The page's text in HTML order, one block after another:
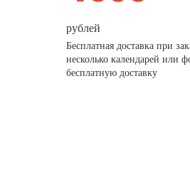
рублей
Бесплатная доставка при
несколько календарей или
бесплатную доставку